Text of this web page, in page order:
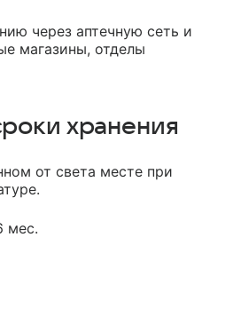
через аптечную сеть и
магазины, отделы
хранения
от света месте при
мес.